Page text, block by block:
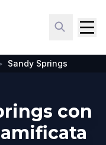
Sandy Springs
con